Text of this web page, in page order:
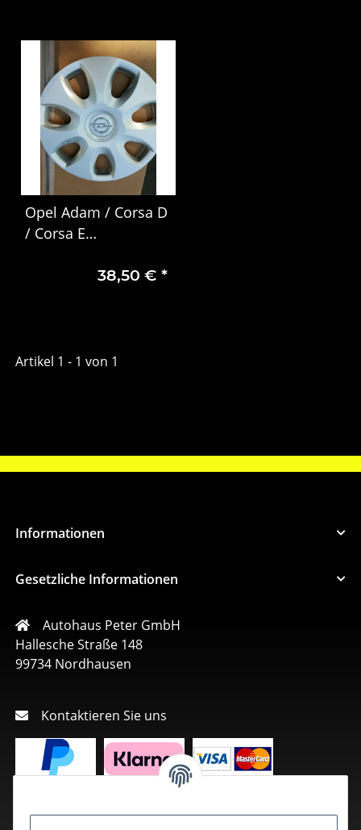
Opel Adam / Corsa D
/ Corsa E
Radkappe 15 Zoll
38,50 € *
Artikel 1 - 1 von 1
Informationen
Gesetzliche Informationen
Autohaus Peter GmbH
Hallesche Straße 148
99734 Nordhausen
Kontaktieren Sie uns